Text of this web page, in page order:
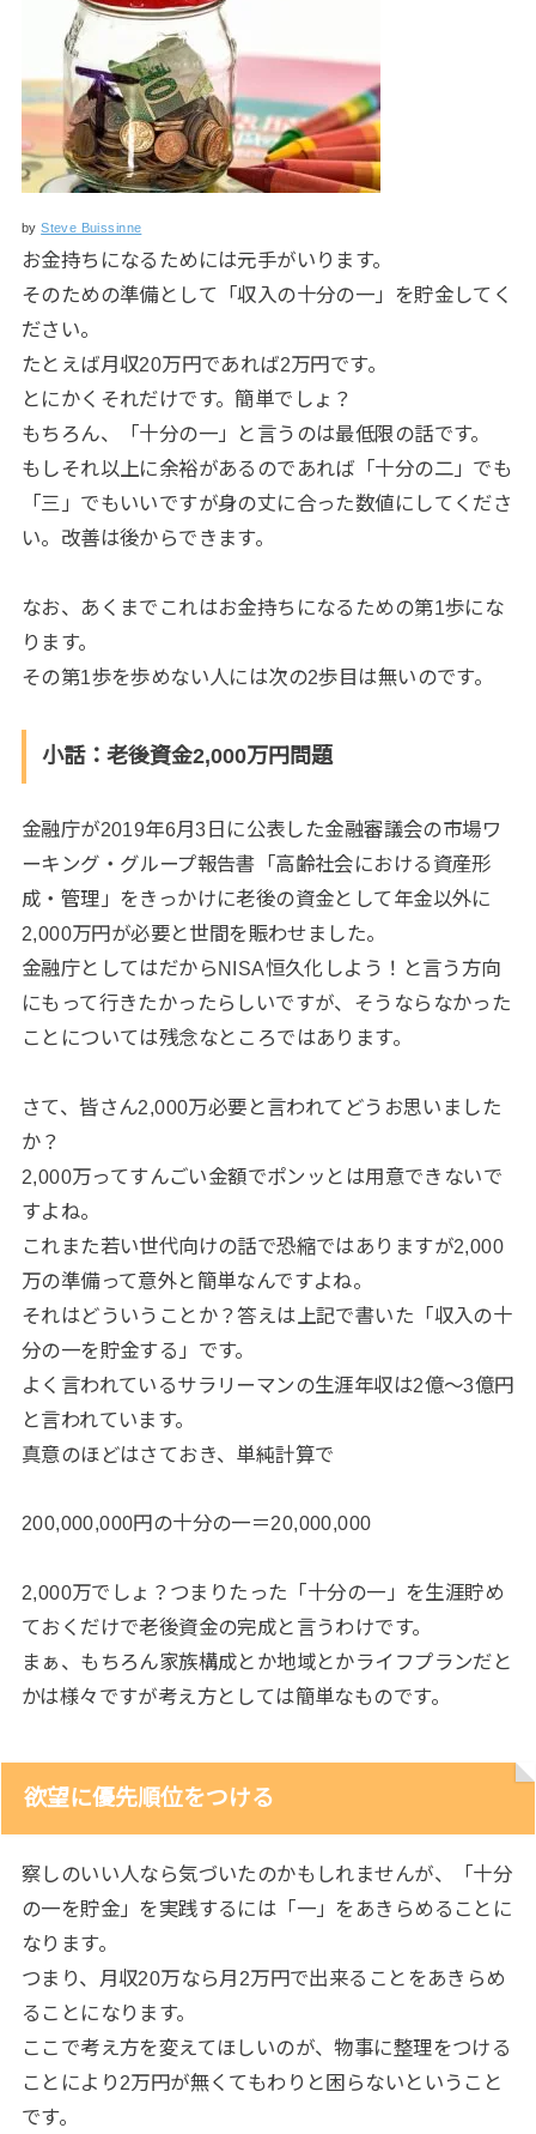
bySteve Buissinne
お金持ちになるためには元手がいります。
そのための準備として「収入の十分の一」を貯金してく
ださい。
たとえば月収20万円であれば2万円です。
とにかくそれだけです。簡単でしょ？
もちろん、「十分の一」と言うのは最低限の話です。
もしそれ以上に余裕があるのであれば「十分の二」でも
「三」でもいいですが身の丈に合った数値にしてくださ
い。改善は後からできます。
なお、あくまでこれはお金持ちになるための第1歩にな
ります。
その第1歩を歩めない人には次の2歩目は無いのです。
小話：老後資金2,000万円問題
金融庁が2019年6月3日に公表した金融審議会の市場ワ
ーキング・グループ報告書「高齢社会における資産形
成・管理」をきっかけに老後の資金として年金以外に
2,000万円が必要と世間を賑わせました。
金融庁としてはだからNISA恒久化しよう！と言う方向
にもって行きたかったらしいですが、そうならなかった
ことについては残念なところではあります。
さて、皆さん2,000万必要と言われてどうお思いました
か？
2,000万ってすんごい金額でポンッとは用意できないで
すよね。
これまた若い世代向けの話で恐縮ではありますが2,000
万の準備って意外と簡単なんですよね。
それはどういうことか？答えは上記で書いた「収入の十
分の一を貯金する」です。
よく言われているサラリーマンの生涯年収は2億～3億円
と言われています。
真意のほどはさておき、単純計算で
200,000,000円の十分の一＝20,000,000
2,000万でしょ？つまりたった「十分の一」を生涯貯め
ておくだけで老後資金の完成と言うわけです。
まぁ、もちろん家族構成とか地域とかライフプランだと
かは様々ですが考え方としては簡単なものです。
欲望に優先順位をつける
察しのいい人なら気づいたのかもしれませんが、「十分
の一を貯金」を実践するには「一」をあきらめることに
なります。
つまり、月収20万なら月2万円で出来ることをあきらめ
ることになります。
ここで考え方を変えてほしいのが、物事に整理をつける
ことにより2万円が無くてもわりと困らないということ
です。